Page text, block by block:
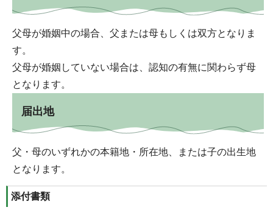
父母が婚姻中の場合、父または母もしくは双方となりま
す。
父母が婚姻していない場合は、認知の有無に関わらず母
となります。
届出地
父・母のいずれかの本籍地・所在地、または子の出生地
となります。
添付書類